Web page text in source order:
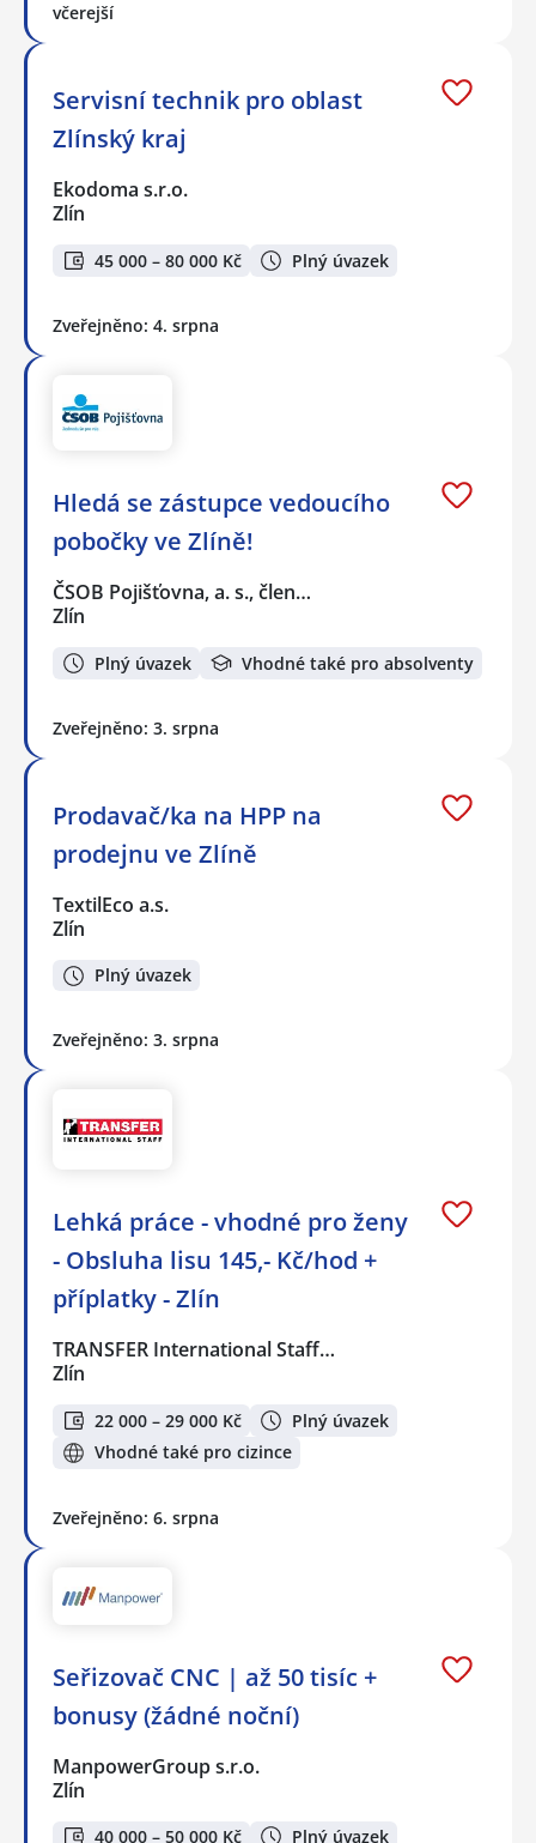
včerejší
Servisní technik pro oblast
Zlínský kraj
Ekodoma s.r.o.
Zlín
45 000 – 80 000 Kč Plný úvazek
Zveřejněno: 4. srpna
Hledá se zástupce vedoucího
pobočky ve Zlíně!
ČSOB Pojišťovna, a. s., člen…
Zlín
Plný úvazek Vhodné také pro absolventy
Zveřejněno: 3. srpna
Prodavač/ka na HPP na
prodejnu ve Zlíně
TextilEco a.s.
Zlín
Plný úvazek
Zveřejněno: 3. srpna
Lehká práce - vhodné pro ženy
- Obsluha lisu 145,- Kč/hod +
příplatky - Zlín
TRANSFER International Staff…
Zlín
22 000 – 29 000 Kč
Plný úvazek
Vhodné také pro cizince
Zveřejněno: 6. srpna
Seřizovač CNC | až 50 tisíc +
bonusy (žádné noční)
ManpowerGroup s.r.o.
Zlín
40 000 – 50 000 Kč Plný úvazek